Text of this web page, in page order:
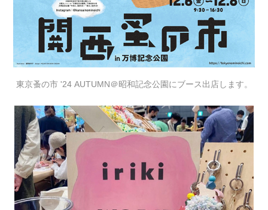
東京蚤の市 '24 AUTUMN＠昭和記念公園にブース出店します。